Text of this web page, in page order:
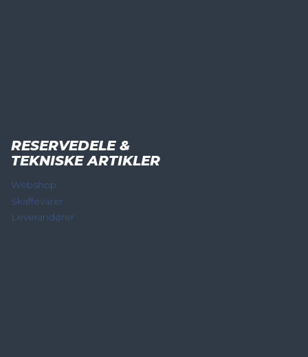
RESERVEDELE &
TEKNISKE ARTIKLER
Webshop
Skaffevarer
Leverandører